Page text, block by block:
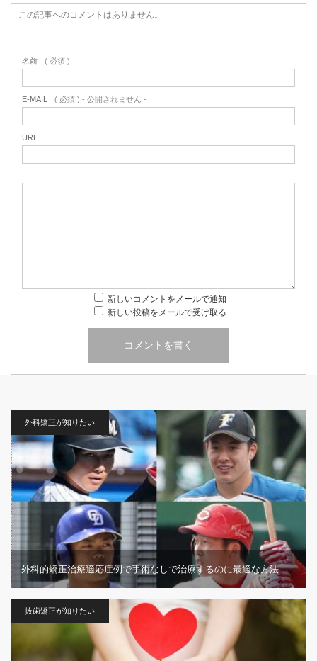
この記事へのコメントはありません。
名前 ( 必須 )
E-MAIL ( 必須 ) - 公開されません -
URL
新しいコメントをメールで通知
新しい投稿をメールで受け取る
外科矯正が知りたい
外科的矯正治療適応症例で手術なしで治療するのに最適な方法
抜歯矯正が知りたい